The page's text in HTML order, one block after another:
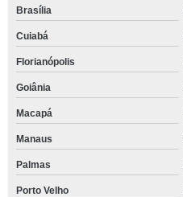
Brasília
Cuiabá
Florianópolis
Goiânia
Macapá
Manaus
Palmas
Porto Velho